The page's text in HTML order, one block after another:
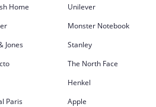
Home
Unilever
Monster Notebook
Jones
Stanley
The North Face
Henkel
Paris
Apple